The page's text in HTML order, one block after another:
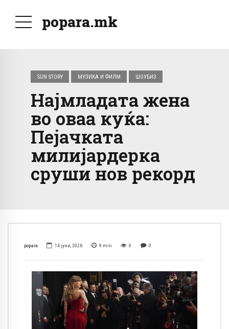
popara.mk
SUN STORY МУЗИКА И ФИЛМ ШОУБИЗ
Најмладата жена
во оваа куќа:
Пејачката
милијардерка
сруши нов рекорд
popara 14 јуни, 2026 9 min 0 0